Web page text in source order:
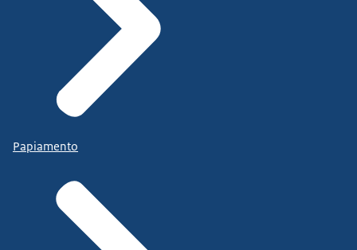
Papiamento